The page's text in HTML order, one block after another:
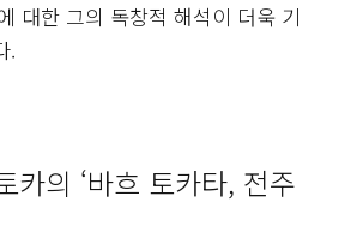
대한 그의 독창적 해석이 더욱 기
.
카의 ‘바흐 토카타, 전주